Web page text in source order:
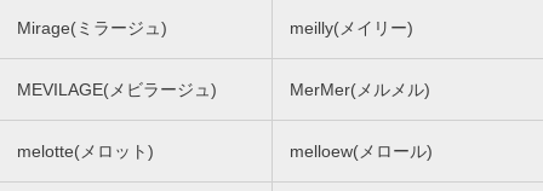
Mirage(ミラージュ) meilly(メイリー)
MEVILAGE(メビラージュ) MerMer(メルメル)
melotte(メロット) melloew(メロール)